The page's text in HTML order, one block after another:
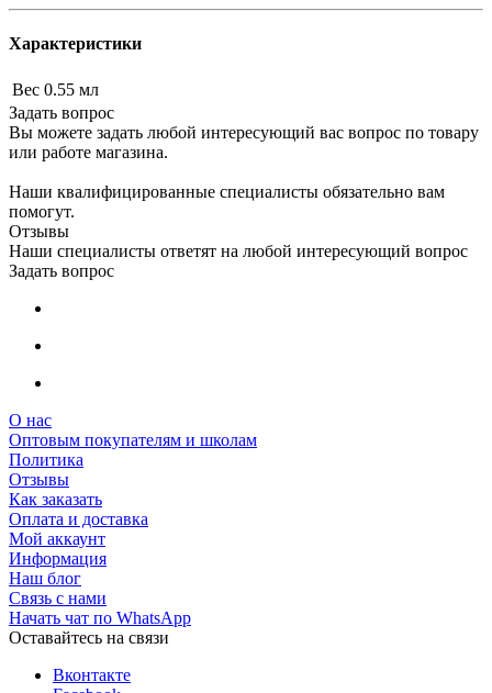
Характеристики
Вес 0.55 мл
Задать вопрос
Вы можете задать любой интересующий вас вопрос по товару
или работе магазина.
Наши квалифицированные специалисты обязательно вам
помогут.
Отзывы
Наши специалисты ответят на любой интересующий вопрос
Задать вопрос
О нас
Оптовым покупателям и школам
Политика
Отзывы
Как заказать
Оплата и доставка
Мой аккаунт
Информация
Наш блог
Связь с нами
Начать чат по WhatsApp
Оставайтесь на связи
Вконтакте